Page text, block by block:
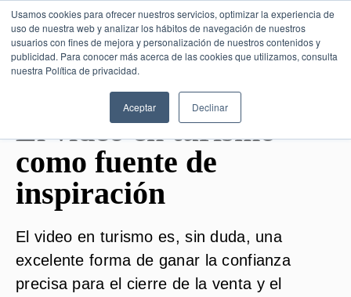
Usamos cookies para ofrecer nuestros servicios, optimizar la experiencia de
uso de nuestra web y analizar los hábitos de navegación de nuestros
usuarios con fines de mejora y personalización de nuestros contenidos y
publicidad. Para conocer más acerca de las cookies que utilizamos, consulta
nuestra Política de privacidad.
Aceptar Declinar
SESIÓN DE CONSULTORÍA GRATUITA
El video en turismo
como fuente de
inspiración
El video en turismo es, sin duda, una
excelente forma de ganar la confianza
precisa para el cierre de la venta y el